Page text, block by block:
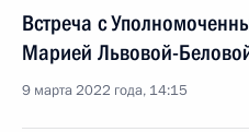
Встреча с
Марией Львовой-
9 марта 2022 года, 14:15